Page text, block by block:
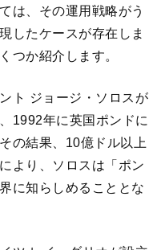
は、その運用戦略がう
したケースが存在しま
つか紹介します。
ト ジョージ・ソロスが
1992年に英国ポンドに
の結果、10億ドル以上
より、ソロスは「ポン
に知らしめることとな